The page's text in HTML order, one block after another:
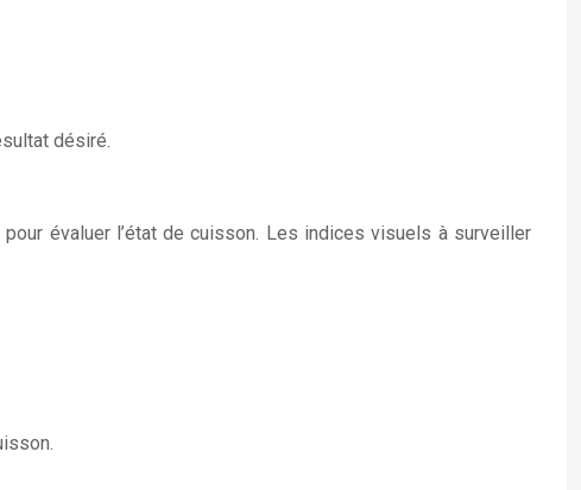
désiré.
évaluer l’état de cuisson. Les indices visuels à surveiller